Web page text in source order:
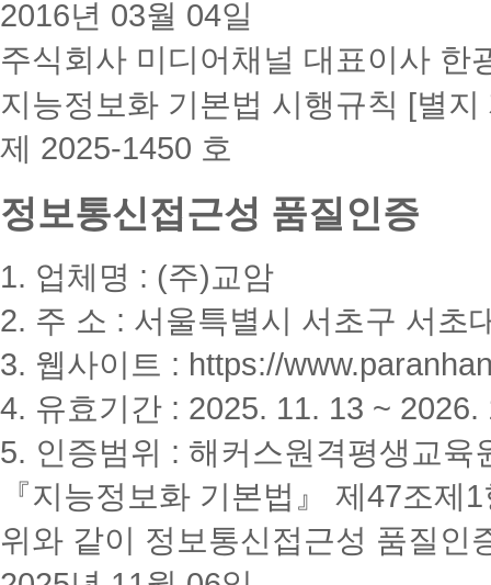
2016년 03월 04일
주식회사 미디어채널 대표이사 한
지능정보화 기본법 시행규칙 [별지
제 2025-1450 호
정보통신접근성 품질인증
1. 업체명 : (주)교암
2. 주 소 : 서울특별시 서초구 서초
3. 웹사이트 : https://
4. 유효기간 : 2025. 11. 13 ~ 2026.
5. 인증범위 : 해커스원격평생교육
『지능정보화 기본법』 제47조
위와 같이 정보통신접근성 품질인